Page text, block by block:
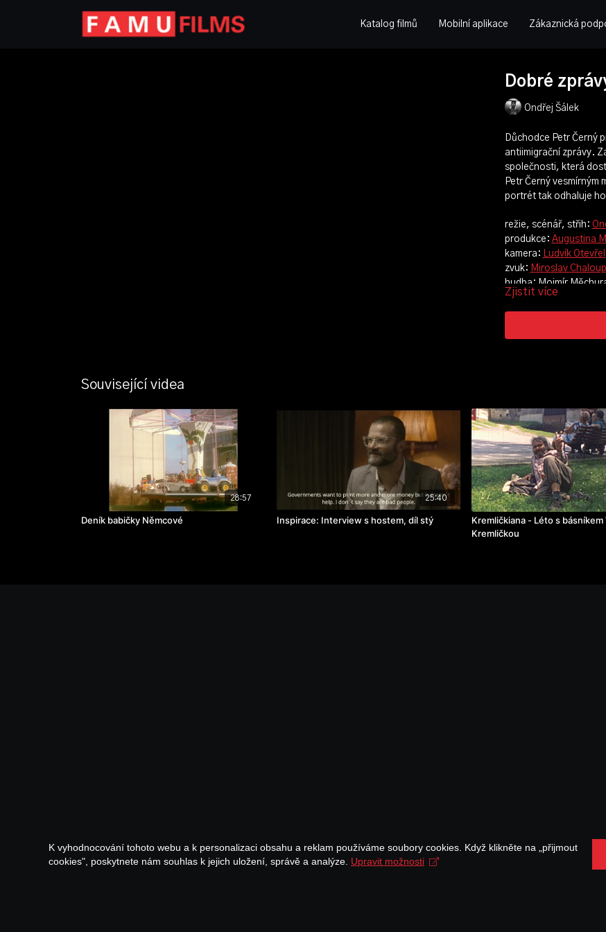
Katalog filmů Mobilní aplikace Zákaznická
Dobré
Ondřej Šálek
Důchodce Petr Černý
antiimigrační zprávy.
společnosti, která
Petr Černý vesmírným
portrét tak odhaluje
režie, scénář, střih:
produkce: Augustina
kamera: Ludvík Otevřel
zvuk: Miroslav
hudba: Mojmír
ročník: 3.
rok výroby: 2019
Zjistit více
Související videa
28:57
Deník babičky Němcové
25:40
Inspirace: Interview s hostem, díl stý
Kremličkiana - Léto s básníkem
Kremličkou
K vyhodnocování tohoto webu a k personalizaci obsahu a reklam používáme soubory cookies. Když klikněte na „přijmout
cookies", poskytnete nám souhlas k jejich uložení, správě a analýze. Upravit možnosti